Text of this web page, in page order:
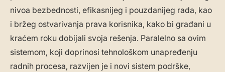
nivoa bezbednosti, efikasnijeg i pouzdanijeg rada, kao
i bržeg ostvarivanja prava korisnika, kako bi građani u
kraćem roku dobijali svoja rešenja. Paralelno sa ovim
sistemom, koji doprinosi tehnološkom unapređenju
radnih procesa, razvijen je i novi sistem podrške,